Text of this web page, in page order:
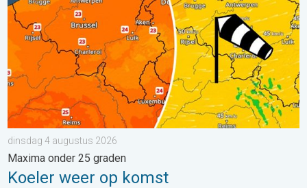
dinsdag 4 augustus 2026
Maxima onder 25 graden
Koeler weer op komst